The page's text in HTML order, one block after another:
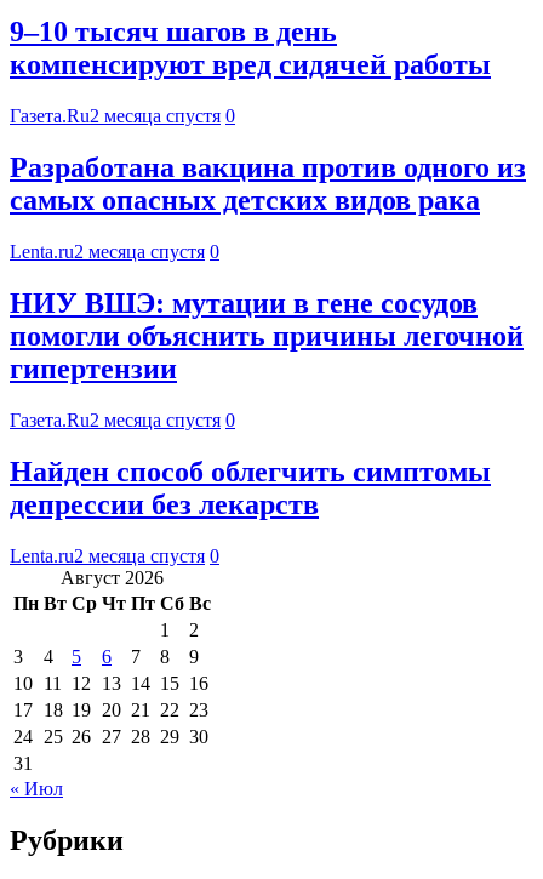
9–10 тысяч шагов в день
компенсируют вред сидячей работы
Газета.Ru2 месяца спустя 0
Разработана вакцина против одного из
самых опасных детских видов рака
Lenta.ru2 месяца спустя 0
НИУ ВШЭ: мутации в гене сосудов
помогли объяснить причины легочной
гипертензии
Газета.Ru2 месяца спустя 0
Найден способ облегчить симптомы
депрессии без лекарств
Lenta.ru2 месяца спустя 0
Август 2026
Пн Вт Ср Чт Пт Сб Вс
1
2
3
4 5 6 7 8
9
10 11 12 13 14 15 16
17 18 19 20 21 22 23
24 25 26 27 28 29 30
31
« Июл
Рубрики